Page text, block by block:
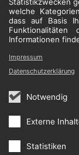
welche
dass auf Basis
Informationen
Notwendig
Externe
Statistiken
Impressum
Datenschutzerklärung